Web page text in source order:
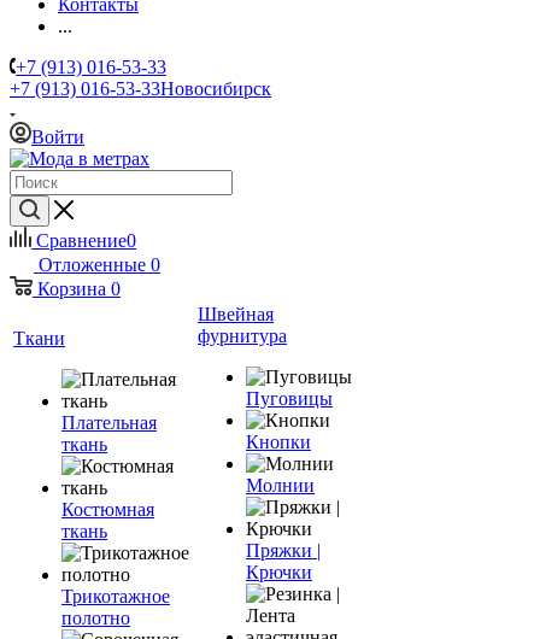
Контакты
...
+7 (913) 016-53-33
+7 (913) 016-53-33Новосибирск
Войти
Сравнение0
Отложенные 0
Корзина 0
Ткани
Плательная
ткань
Костюмная
ткань
Трикотажное
полотно
Швейная
фурнитура
Пуговицы
Кнопки
Молнии
Пряжки |
Крючки